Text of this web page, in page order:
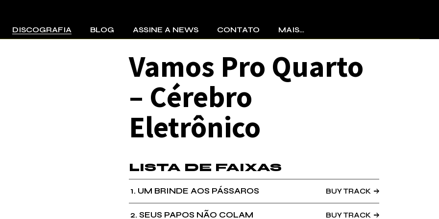
DISCOGRAFIA BLOG ASSINE A NEWS CONTATO MAIS…
Discotecagem
Bandas
Vamos Pro Quarto
– Cérebro
Eletrônico
LISTA DE FAIXAS
1 UM BRINDE AOS PÁSSAROS BUY TRACK
2 SEUS PAPOS NÃO COLAM BUY TRACK